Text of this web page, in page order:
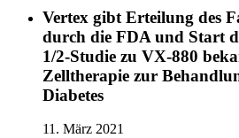
Vertex gibt Erteilung des
durch die FDA und Start
1/2-Studie zu VX-880
Zelltherapie zur
Diabetes
11. März 2021